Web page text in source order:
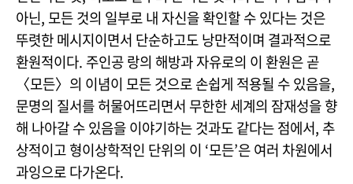
아닌, 모든 것의 일부로 내 자신을 확인할 수 있다는 것은
뚜렷한 메시지이면서 단순하고도 낭만적이며 결과적으로
환원적이다. 주인공 랑의 해방과 자유로의 이 환원은 곧
〈모든〉의 이념이 모든 것으로 손쉽게 적용될 수 있음을,
문명의 질서를 허물어뜨리면서 무한한 세계의 잠재성을 향
해 나아갈 수 있음을 이야기하는 것과도 같다는 점에서, 추
상적이고 형이상학적인 단위의 이 ‘모든’은 여러 차원에서
과잉으로 다가온다.